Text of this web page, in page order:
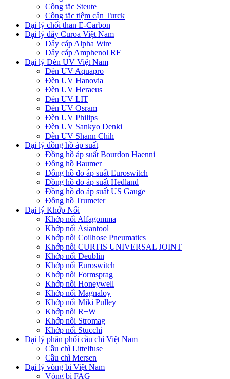
Công tắc Steute
Công tắc tiệm cận Turck
Đại lý chổi than E-Carbon
Đại lý dây Curoa Việt Nam
Dây cáp Alpha Wire
Dây cáp Amphenol RF
Đại lý Đèn UV Việt Nam
Đèn UV Aquapro
Đèn UV Hanovia
Đèn UV Heraeus
Đèn UV LIT
Đèn UV Osram
Đèn UV Philips
Đèn UV Sankyo Denki
Đèn UV Shann Chih
Đại lý đồng hồ áp suất
Đồng hồ áp suất Bourdon Haenni
Đồng hồ Baumer
Đồng hồ đo áp suất Euroswitch
Đồng hồ đo áp suất Hedland
Đồng hồ đo áp suất US Gauge
Đồng hồ Trumeter
Đại lý Khớp Nối
Khớp nối Alfagomma
Khớp nối Asiantool
Khớp nối Coilhose Pneumatics
Khớp nối CURTIS UNIVERSAL JOINT
Khớp nối Deublin
Khớp nối Euroswitch
Khớp nối Formsprag
Khớp nối Honeywell
Khớp nối Magnaloy
Khớp nối Miki Pulley
Khớp nối R+W
Khớp nối Stromag
Khớp nối Stucchi
Đại lý phân phối cầu chì Việt Nam
Cầu chì Littelfuse
Cầu chì Mersen
Đại lý vòng bi Việt Nam
Vòng bi FAG